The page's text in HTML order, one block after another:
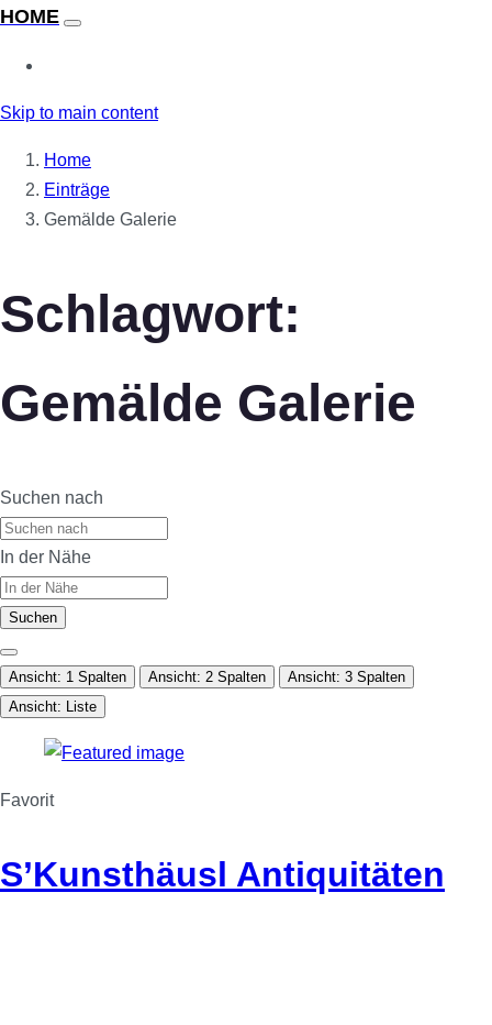
Skip to main content
Home
Einträge
Gemälde Galerie
Schlagwort:
Gemälde Galerie
Suchen nach
In der Nähe
Suchen
Ansicht: 1 Spalten Ansicht: 2 Spalten
Ansicht: 3 Spalten
Ansicht: Liste
Favorit
S’Kunsthäusl Antiquitäten